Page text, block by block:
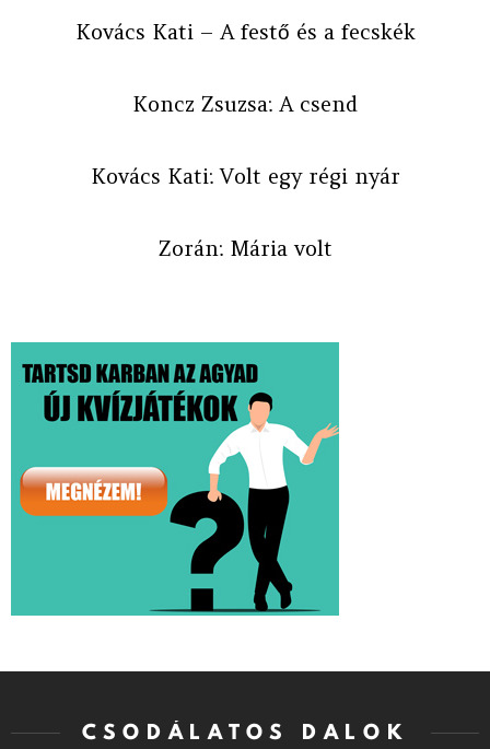
Kovács Kati – A festő és a fecskék
Koncz Zsuzsa: A csend
Kovács Kati: Volt egy régi nyár
Zorán: Mária volt
CSODÁLATOS DALOK